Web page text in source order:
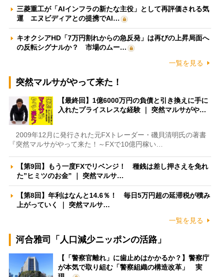
三菱重工が「AIインフラの新たな主役」として再評価される気
運 エヌビディアとの提携でAI…
キオクシアHD「7万円割れからの急反発」は再びの上昇局面へ
の反転シグナルか？ 市場のムー…
一覧を見る
突然マルサがやって来た！
【最終回】1億6000万円の負債と引き換えに手に
入れたプライスレスな経験 ｜ 突然マルサがや…
2009年12月に発行された元FXトレーダー・磯貝清明氏の著書
『突然マルサがやって来た！～FXで10億円稼い…
【第9回】もう一度FXでリベンジ！ 種銭は差し押さえを免れ
た”ヒミツのお金” ｜ 突然マルサ…
【第8回】年利はなんと14.6％！ 毎日5万円超の延滞税が積み
上がっていく ｜ 突然マルサ…
一覧を見る
河合雅司「人口減少ニッポンの活路」
【「警察官離れ」に歯止めはかかるか？】警察庁
が本気で取り組む「警察組織の構造改革」 実